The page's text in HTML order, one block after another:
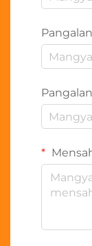
Pangalan